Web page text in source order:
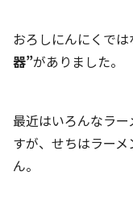
おろしにんにくでは
器”がありました。
最近はいろんなラ
すが、せちはラー
ん。